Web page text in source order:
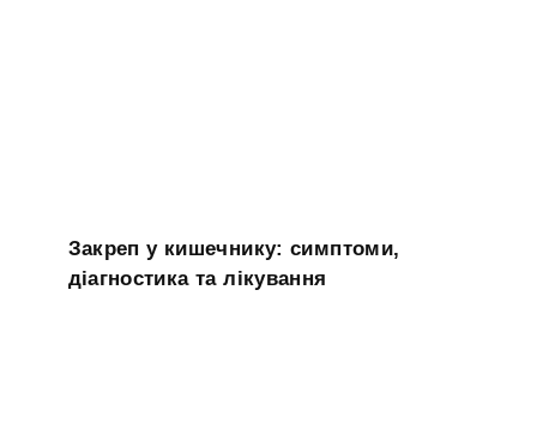
Закреп у кишечнику: симптоми,
діагностика та лікування